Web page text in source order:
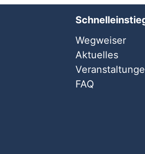
Wegweiser
Aktuelles
FAQ